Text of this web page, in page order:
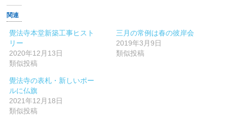
関連
覺法寺本堂新築工事ヒスト
リー
2020年12月13日
類似投稿
三月の常例は春の彼岸会
2019年3月9日
類似投稿
覺法寺の表札・新しいポー
ルに仏旗
2021年12月18日
類似投稿